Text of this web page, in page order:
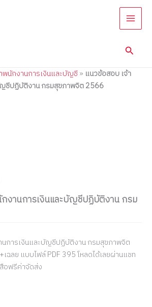
พนักงานการเงินและบัญชี » แนวข้อสอบ เจ้า
ชีปฏิบัติงาน กรมสุขภาพจิต 2566
งานการเงินและบัญชีปฏิบัติงาน กรม
การเงินและบัญชีปฏิบัติงาน กรมสุขภาพจิต
ฉลย แบบไฟล์ PDF 395 โหลดได้เลยผ่านแชท
อฟรีค่าจัดส่ง